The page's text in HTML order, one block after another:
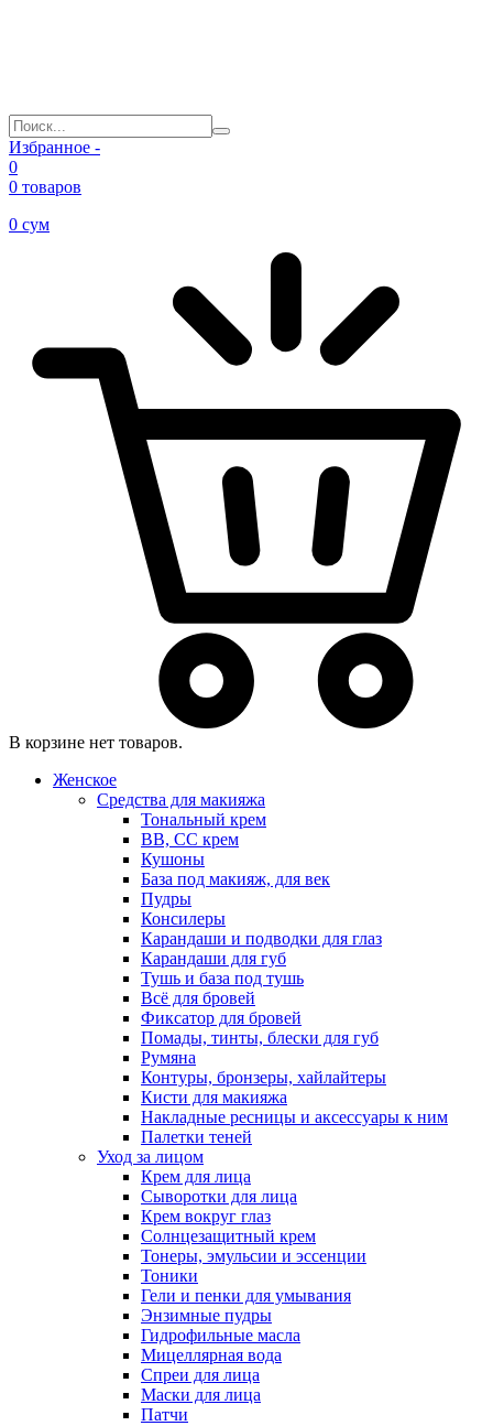
Избранное -
0
0 товаров
0 сум
В корзине нет товаров.
Женское
Средства для макияжа
Тональный крем
BB, CC крем
Кушоны
База под макияж, для век
Пудры
Консилеры
Карандаши и подводки для глаз
Карандаши для губ
Тушь и база под тушь
Всё для бровей
Фиксатор для бровей
Помады, тинты, блески для губ
Румяна
Контуры, бронзеры, хайлайтеры
Кисти для макияжа
Накладные ресницы и аксессуары к ним
Палетки теней
Уход за лицом
Крем для лица
Сыворотки для лица
Крем вокруг глаз
Солнцезащитный крем
Тонеры, эмульсии и эссенции
Тоники
Гели и пенки для умывания
Энзимные пудры
Гидрофильные масла
Мицеллярная вода
Спреи для лица
Маски для лица
Патчи